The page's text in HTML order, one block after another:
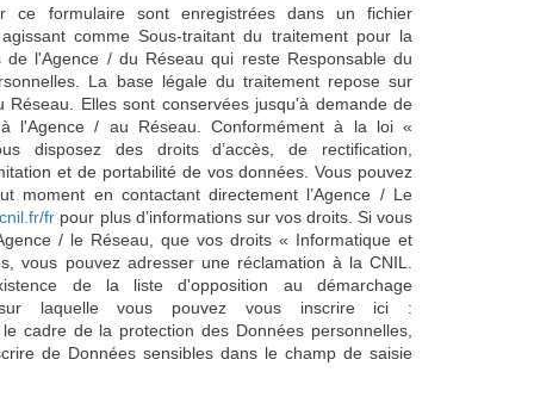
ce formulaire sont enregistrées dans un fichier
comme Sous-traitant du traitement pour la
de l'Agence / du Réseau qui reste Responsable du
La base légale du traitement repose sur
Elles sont conservées jusqu'à demande de
l'Agence / au Réseau. Conformément à la loi «
disposez des droits d’accès, de rectification,
et de portabilité de vos données. Vous pouvez
moment en contactant directement l’Agence / Le
fr pour plus d’informations sur vos droits. Si vous
/ le Réseau, que vos droits « Informatique et
vous pouvez adresser une réclamation à la CNIL.
de la liste d'opposition au démarchage
laquelle vous pouvez vous inscrire ici :
cadre de la protection des Données personnelles,
de Données sensibles dans le champ de saisie